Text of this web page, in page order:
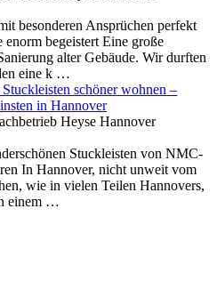
besonderen Ansprüchen perfekt
begeistert Eine große
alter Gebäude. Wir durften
eine k …
schöner wohnen –
in Hannover
Stuckleisten von NMC-
In Hannover, nicht unweit vom
wie in vielen Teilen Hannovers,
einem …